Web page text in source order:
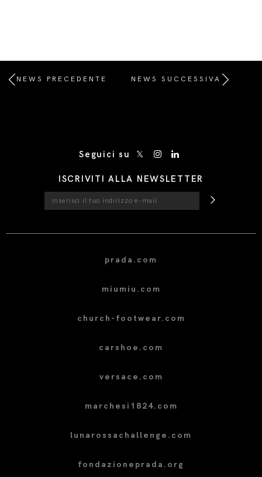
NEWS PRECEDENTE NEWS SUCCESSIVA
Seguici su
ISCRIVITI ALLA NEWSLETTER
prada.com
miumiu.com
church-footwear.com
carshoe.com
versace.com
marchesi1824.com
lunarossachallenge.com
fondazioneprada.org